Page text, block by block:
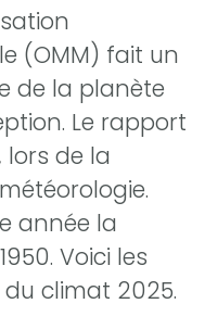
(OMM) fait un
de la planète
Le rapport
lors de la
année la
Voici les
climat 2025.